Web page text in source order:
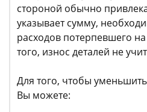
стороной обычно
указывает сумму,
расходов потерпевшего
того, износ деталей не
Для того, чтобы
Вы можете: